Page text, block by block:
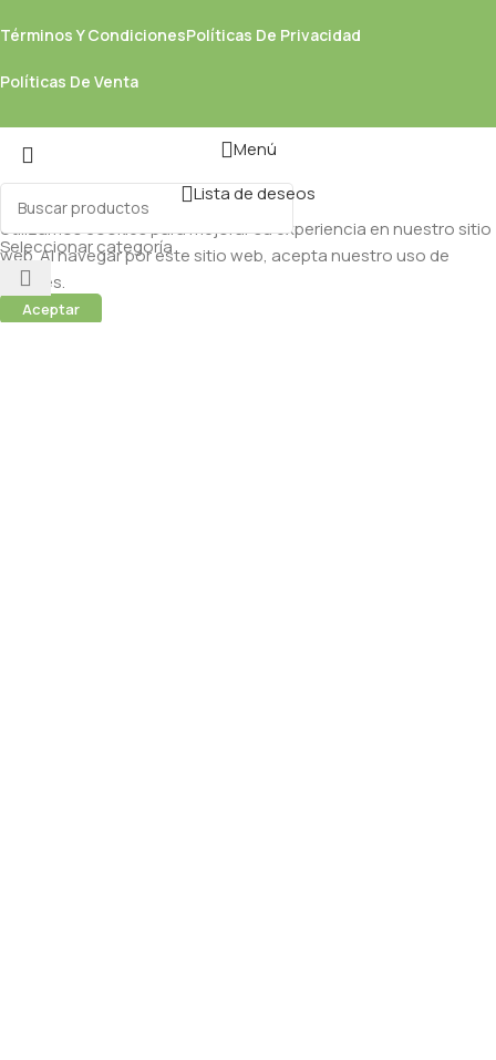
Términos Y CondicionesPolíticas De Privacidad
Políticas De Venta
Seleccionar categoría
Menú
Lista de deseos
Utilizamos cookies para mejorar su experiencia en nuestro sitio
web. Al navegar por este sitio web, acepta nuestro uso de
cookies.
Aceptar